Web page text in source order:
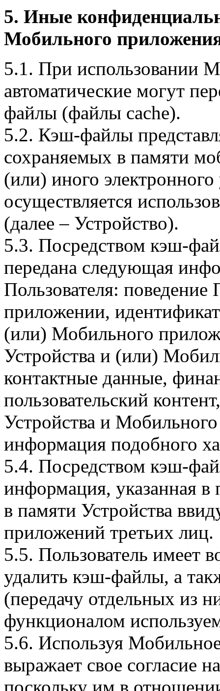
5. Иные
Мобильного
5.1. При использовании
автоматические могут
файлы (файлы cache).
5.2. Кэш-файлы
сохраняемых в памяти
(или) иного электронного
осуществляется
(далее – Устройство).
5.3. Посредством кэш-
передана следующая
Пользователя:
приложении,
(или) Мобильного
Устройства и (или)
контактные данные,
пользовательский
Устройства и
информация подобного
5.4. Посредством кэш-
информация, указанная в
в памяти Устройства
приложений третьих лиц.
5.5. Пользователь имеет
удалить кэш-файлы, а
(передачу отдельных из
функционалом
5.6. Используя
выражает свое согласие